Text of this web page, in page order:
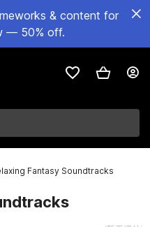
& content for
— 50% off.
Fantasy Soundtracks